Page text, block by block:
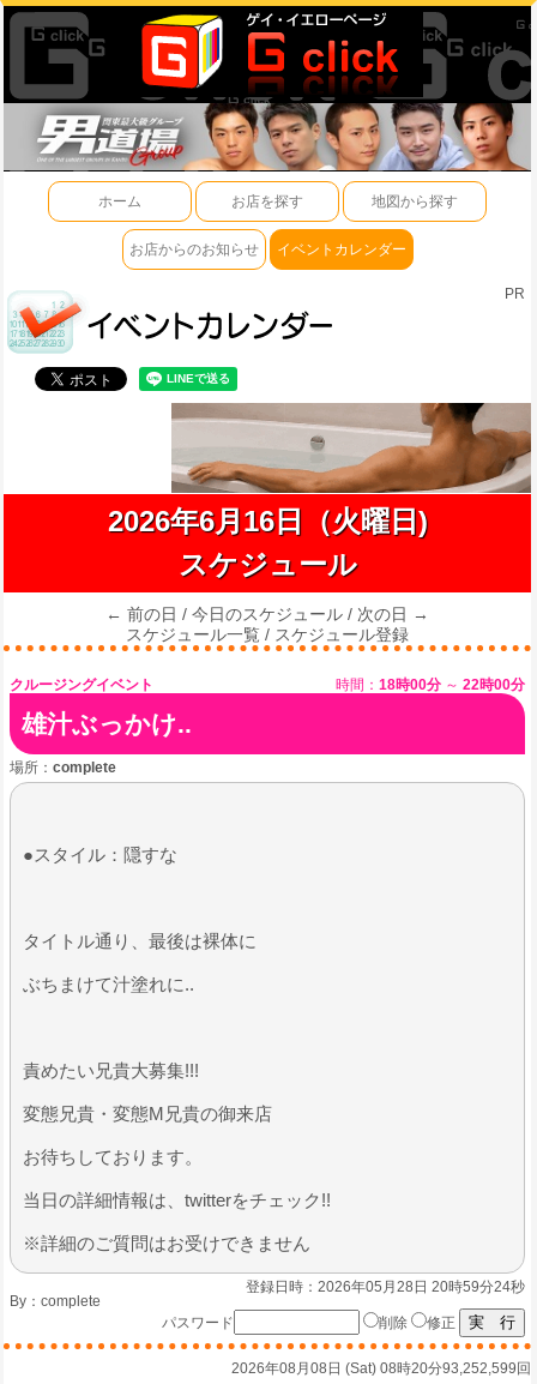
ホーム お店を探す 地図から探す
お店からのお知らせ イベントカレンダー
PR
2026年6月16日（火曜日)
スケジュール
← 前の日 / 今日のスケジュール / 次の日 →
スケジュール一覧 / スケジュール登録
クルージングイベント 時間： 18時00分 ～ 22時00分
雄汁ぶっかけ..
場所： complete
●スタイル：隠すな
​タイトル通り、最後は裸体に
ぶちまけて汁塗れに..
​責めたい兄貴大募集!!!
変態兄貴・変態M兄貴の御来店​​​
お待ちしております。
​当日の詳細情報は、twitterをチェック!!
※詳細のご質問はお受けできません
登録日時：2026年05月28日 20時59分24秒
By： complete
パスワード
削除 修正
2026年08月08日 (Sat) 08時20分93,252,599回